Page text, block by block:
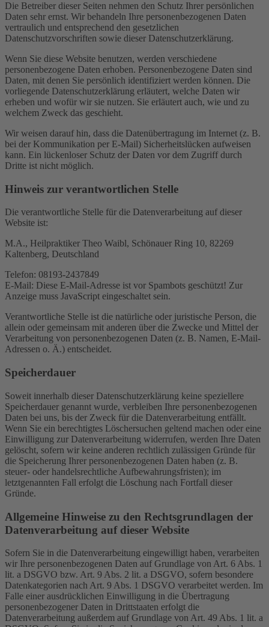
Die Betreiber dieser Seiten nehmen den Schutz Ihrer persönlichen
Daten sehr ernst. Wir behandeln Ihre personenbezogenen Daten
vertraulich und entsprechend den gesetzlichen
Datenschutzvorschriften sowie dieser Datenschutzerklärung.
Wenn Sie diese Website benutzen, werden verschiedene
personenbezogene Daten erhoben. Personenbezogene Daten sind
Daten, mit denen Sie persönlich identifiziert werden können. Die
vorliegende Datenschutzerklärung erläutert, welche Daten wir
erheben und wofür wir sie nutzen. Sie erläutert auch, wie und zu
welchem Zweck das geschieht.
Wir weisen darauf hin, dass die Datenübertragung im Internet (z. B.
bei der Kommunikation per E-Mail) Sicherheitslücken aufweisen
kann. Ein lückenloser Schutz der Daten vor dem Zugriff durch
Dritte ist nicht möglich.
Hinweis zur verantwortlichen Stelle
Die verantwortliche Stelle für die Datenverarbeitung auf dieser
Website ist:
M.A., Heilpraktiker Theo Waibl, Schönauer Ring 10, 82269
Kaltenberg, Deutschland
Telefon: 08193-2437849
E-Mail: Diese E-Mail-Adresse ist vor Spambots geschützt! Zur
Anzeige muss JavaScript eingeschaltet sein.
Verantwortliche Stelle ist die natürliche oder juristische Person, die
allein oder gemeinsam mit anderen über die Zwecke und Mittel der
Verarbeitung von personenbezogenen Daten (z. B. Namen, E-Mail-
Adressen o. Ä.) entscheidet.
Speicherdauer
Soweit innerhalb dieser Datenschutzerklärung keine speziellere
Speicherdauer genannt wurde, verbleiben Ihre personenbezogenen
Daten bei uns, bis der Zweck für die Datenverarbeitung entfällt.
Wenn Sie ein berechtigtes Löschersuchen geltend machen oder eine
Einwilligung zur Datenverarbeitung widerrufen, werden Ihre Daten
gelöscht, sofern wir keine anderen rechtlich zulässigen Gründe für
die Speicherung Ihrer personenbezogenen Daten haben (z. B.
steuer- oder handelsrechtliche Aufbewahrungsfristen); im
letztgenannten Fall erfolgt die Löschung nach Fortfall dieser
Gründe.
Allgemeine Hinweise zu den Rechtsgrundlagen der
Datenverarbeitung auf dieser Website
Sofern Sie in die Datenverarbeitung eingewilligt haben, verarbeiten
wir Ihre personenbezogenen Daten auf Grundlage von Art. 6 Abs. 1
lit. a DSGVO bzw. Art. 9 Abs. 2 lit. a DSGVO, sofern besondere
Datenkategorien nach Art. 9 Abs. 1 DSGVO verarbeitet werden. Im
Falle einer ausdrücklichen Einwilligung in die Übertragung
personenbezogener Daten in Drittstaaten erfolgt die
Datenverarbeitung außerdem auf Grundlage von Art. 49 Abs. 1 lit. a